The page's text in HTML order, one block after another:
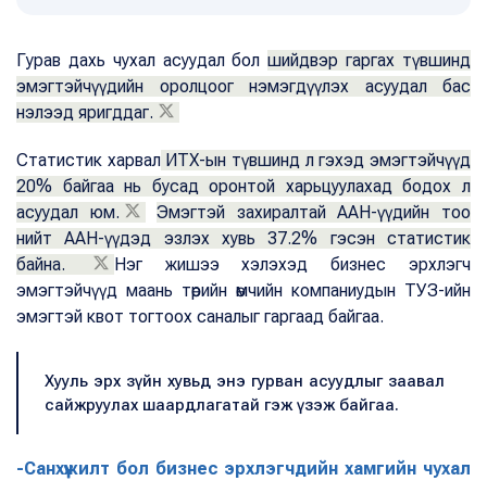
Гурав дахь чухал асуудал болшийдвэр гаргах түвшинд
эмэгтэйчүүдийн оролцоог нэмэгдүүлэх асуудал бас
нэлээд яригддаг.
Статистик харвалИТХ-ын түвшинд л гэхэд эмэгтэйчүүд
20% байгаа нь бусад оронтой харьцуулахад бодох л
асуудал юм.
Эмэгтэй захиралтай ААН-үүдийн тоо
нийт ААН-үүдэд эзлэх хувь 37.2% гэсэн статистик
байна.
Нэг жишээ хэлэхэд бизнес эрхлэгч
эмэгтэйчүүд маань төрийн өмчийн компаниудын ТУЗ-ийн
эмэгтэй квот тогтоох саналыг гаргаад байгаа.
Хууль эрх зүйн хувьд энэ гурван асуудлыг заавал
сайжруулах шаардлагатай гэж үзэж байгаа.
-Санхүүжилт бол бизнес эрхлэгчдийн хамгийн чухал